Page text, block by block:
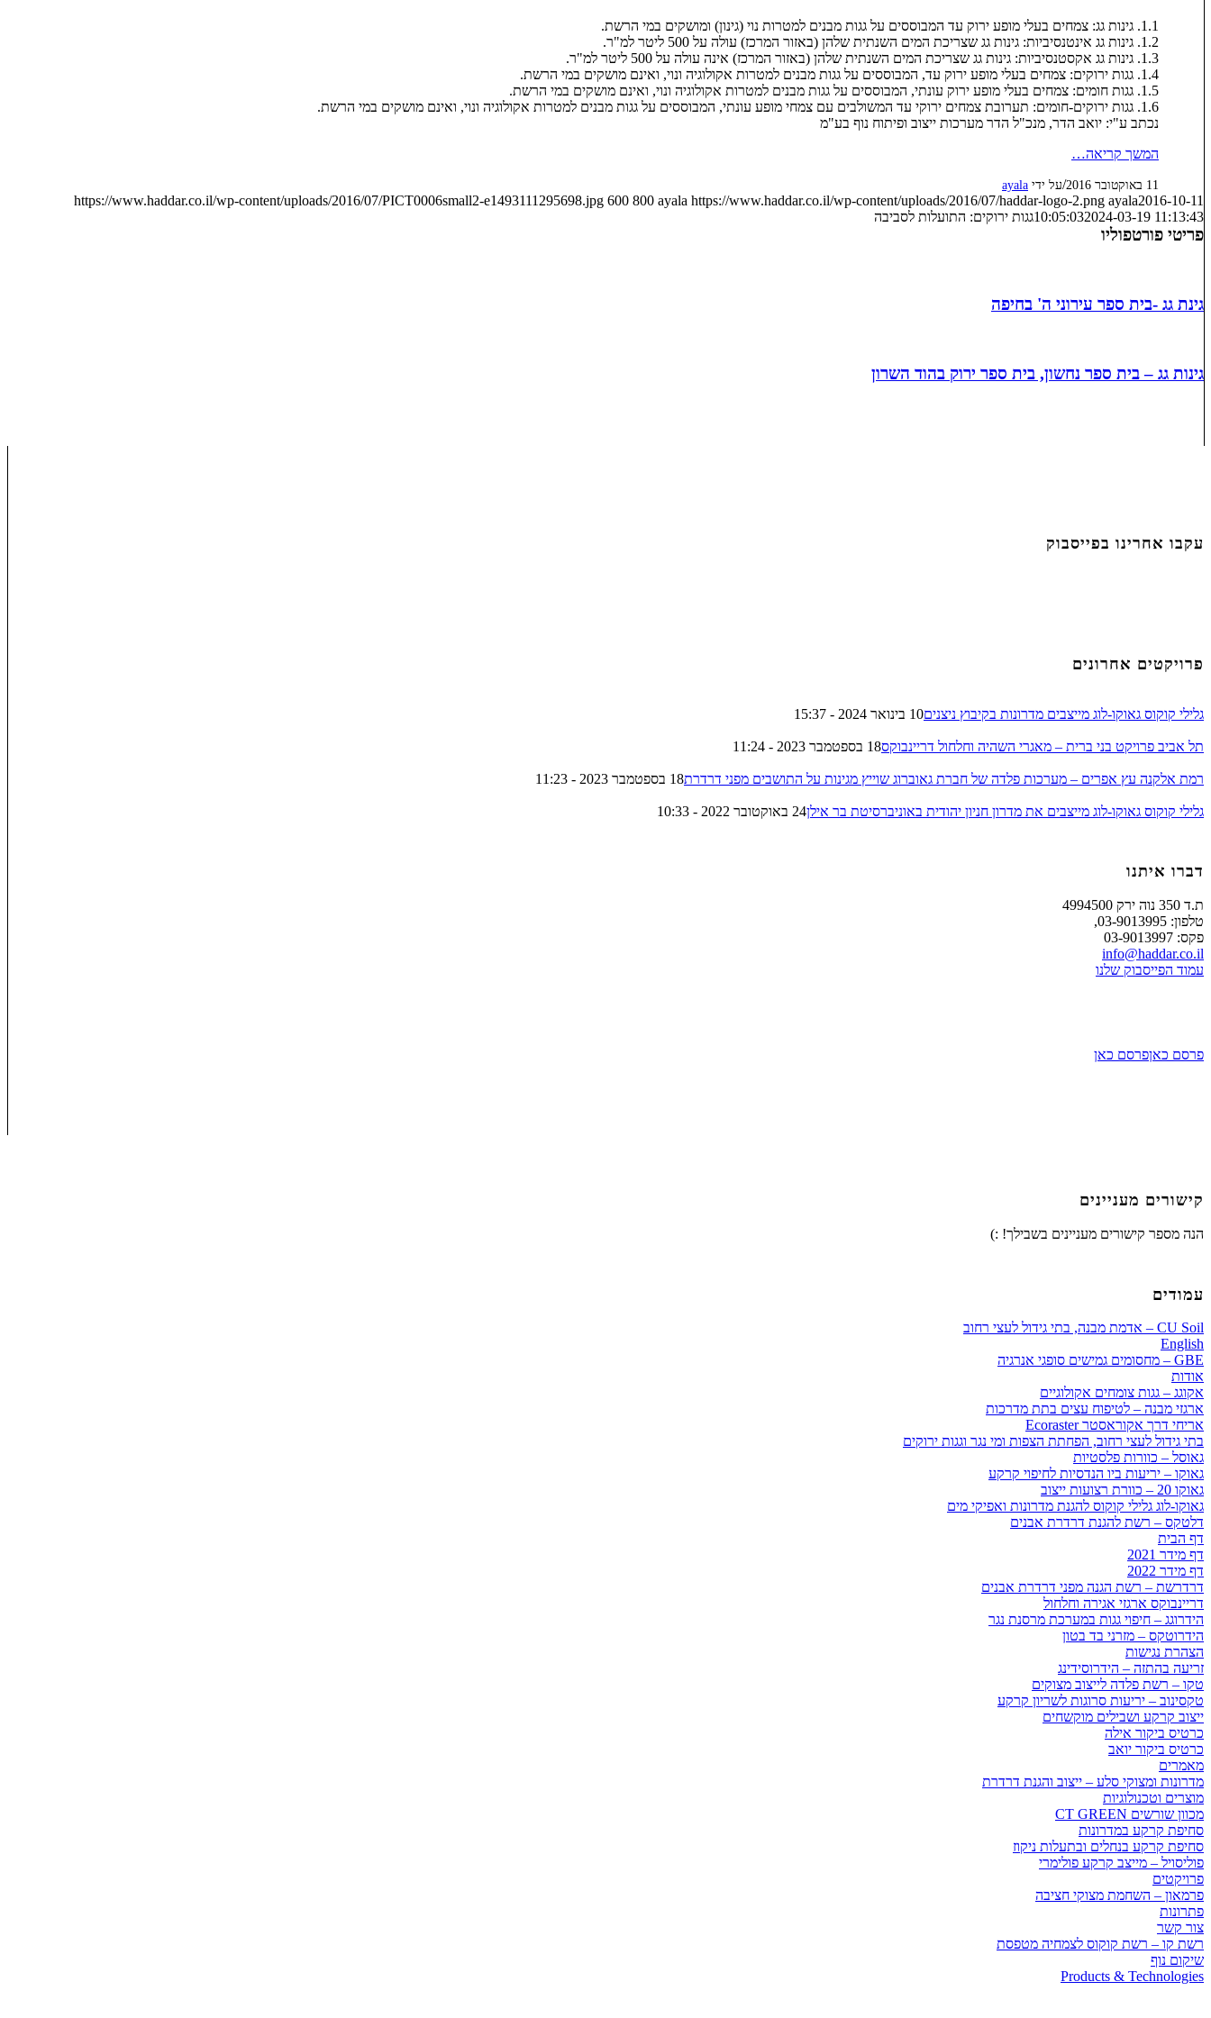
1.1. גינות גג: צמחים בעלי מופע ירוק עד המבוססים על גגות מבנים למטרות נוי (גינון) ומושקים במי הרשת.
1.2. גינות גג אינטנסיביות: גינות גג שצריכת המים השנתית שלהן (באזור המרכז) עולה על 500 ליטר למ"ר.
1.3. גינות גג אקסטנסיביות: גינות גג שצריכת המים השנתית שלהן (באזור המרכז) אינה עולה על 500 ליטר למ"ר.
1.4. גגות ירוקים: צמחים בעלי מופע ירוק עד, המבוססים על גגות מבנים למטרות אקולוגיה ונוי, ואינם מושקים במי הרשת.
1.5. גגות חומים: צמחים בעלי מופע ירוק עונתי, המבוססים על גגות מבנים למטרות אקולוגיה ונוי, ואינם מושקים במי הרשת.
1.6. גגות ירוקים-חומים: תערובת צמחים ירוקי עד המשולבים עם צמחי מופע עונתי, המבוססים על גגות מבנים למטרות אקולוגיה ונוי, ואינם מושקים במי הרשת.
נכתב ע"י: יואב הדר, מנכ"ל הדר מערכות ייצוב ופיתוח נוף בע"מ
המשך קריאה…
11 באוקטובר 2016 /על ידי ayala
https://www.haddar.co.il/wp-content/uploads/2016/07/PICT0006small2-e1493111295698.jpg 600 800 ayala https://www.haddar.co.il/wp-content/uploads/2016/07/haddar-logo-2.png ayala2016-10-11
10:05:032024-03-19 11:13:43 גגות ירוקים: התועלות לסביבה
פריטי פורטפוליו
גינת גג -בית ספר עירוני ה' בחיפה
גינות גג – בית ספר נחשון, בית ספר ירוק בהוד השרון
עקבו אחרינו בפייסבוק
פרויקטים אחרונים
גלילי קוקוס גאוקו-לוג מייצבים מדרונות בקיבוץ ניצנים10 בינואר 2024 - 15:37
תל אביב פרויקט בני ברית – מאגרי השהיה וחלחול דריינבוקס18 בספטמבר 2023 - 11:24
רמת אלקנה עץ אפרים – מערכות פלדה של חברת גאוברוג שוייץ מגינות על התושבים מפני דרדרת18 בספטמבר 2023 - 11:23
גלילי קוקוס גאוקו-לוג מייצבים את מדרון חניון יהודית באוניברסיטת בר אילן24 באוקטובר 2022 - 10:33
דברו איתנו
ת.ד 350 נוה ירק 4994500
טלפון: 03-9013995,
פקס: 03-9013997
info@haddar.co.il
עמוד הפייסבוק שלנו
פרסם כאןפרסם כאן
קישורים מעניינים
הנה מספר קישורים מעניינים בשבילך! :)
עמודים
CU Soil – אדמת מבנה, בתי גידול לעצי רחוב
English
GBE – מחסומים גמישים סופגי אנרגיה
אודות
אקוגג – גגות צומחים אקולוגיים
ארגזי מבנה – לטיפוח עצים בתת מדרכות
אריחי דרך אקוראסטר Ecoraster
בתי גידול לעצי רחוב, הפחתת הצפות ומי נגר וגגות ירוקים
גאוסל – כוורות פלסטיות
גאוקו – יריעות ביו הנדסיות לחיפוי קרקע
גאוקו 20 – כוורת רצועות ייצוב
גאוקו-לוג גלילי קוקוס להגנת מדרונות ואפיקי מים
דלטקס – רשת להגנת דרדרת אבנים
דף הבית
דף מידר 2021
דף מידר 2022
דרדרשת – רשת הגנה מפני דרדרת אבנים
דריינבוקס ארגזי אגירה וחלחול
הידרוגג – חיפוי גגות במערכת מרסנת נגר
הידרוטקס – מזרני בד בטון
הצהרת נגישות
זריעה בהתזה – הידרוסידינג
טקו – רשת פלדה לייצוב מצוקים
טקסינוב – יריעות סרוגות לשריון קרקע
ייצוב קרקע ושבילים מוקשחים
כרטיס ביקור אילה
כרטיס ביקור יואב
מאמרים
מדרונות ומצוקי סלע – ייצוב והגנת דרדרת
מוצרים וטכנולוגיות
מכוון שורשים CT GREEN
סחיפת קרקע במדרונות
סחיפת קרקע בנחלים ובתעלות ניקוז
פוליסויל – מייצב קרקע פולימרי
פרויקטים
פרמאון – השחמת מצוקי חציבה
פתרונות
צור קשר
רשת קו – רשת קוקוס לצמחיה מטפסת
שיקום נוף
Products & Technologies